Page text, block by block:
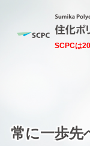
SCPCは
常に一歩先